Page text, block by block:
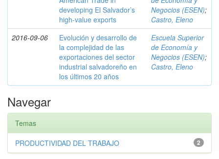
developing El Salvador’s
high-value exports
Negocios (ESEN);
Castro, Eleno
2016-09-06
Evolución y desarrollo de
la complejidad de las
exportaciones del sector
industrial salvadoreño en
los últimos 20 años
Escuela Superior
de Economía y
Negocios (ESEN);
Castro, Eleno
Navegar
Temas
2
PRODUCTIVIDAD DEL TRABAJO